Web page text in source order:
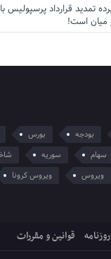
تمدید قرارداد پرسپولیس
میان است!
بودجه بورس
سهام سوریه
ویروس ویروس کرونا
قوانین و مقررات